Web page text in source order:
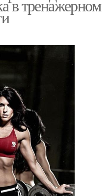
в тренажерном